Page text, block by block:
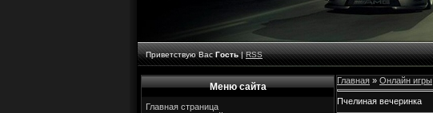
Приветствую Вас Гость|RSS
Меню сайта
Главная страница
Главная » Онлайн игры
Пчелиная вечеринка